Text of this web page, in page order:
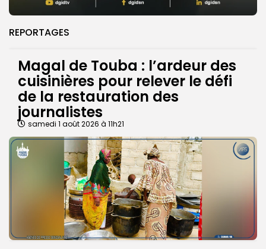
REPORTAGES
Magal de Touba : l’ardeur des
cuisinières pour relever le défi
de la restauration des
journalistes
samedi 1 août 2026 à 11h21